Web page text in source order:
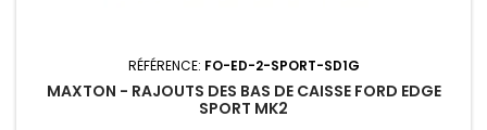
RÉFÉRENCE: FO-ED-2-SPORT-SD1G
MAXTON - RAJOUTS DES BAS DE CAISSE FORD EDGE
SPORT MK2